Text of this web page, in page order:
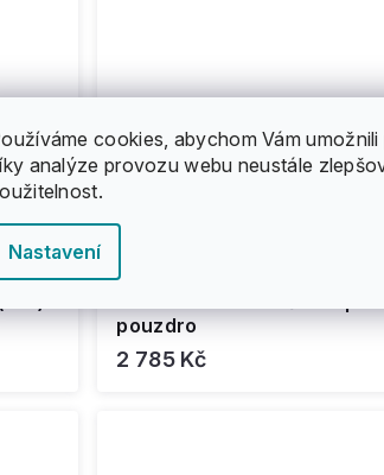
cookies, abychom Vám
analýze provozu webu neustále
Nastavení
-
pouzdro
2 785 Kč